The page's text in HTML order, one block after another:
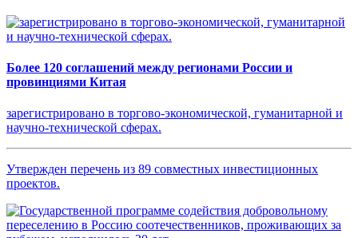
Более 120 соглашений между регионами России и
провинциями Китая
зарегистрировано в торгово-экономической, гуманитарной и
научно-технической сферах.
Утвержден перечень из 89 совместных инвестиционных
проектов.